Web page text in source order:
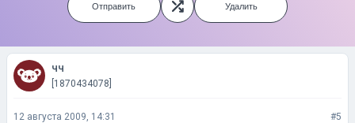
Отправить Удалить
чч
[1870434078]
12 августа 2009, 14:31 #5